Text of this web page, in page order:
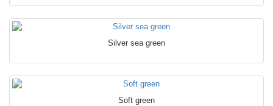
Silver sea green
Soft green